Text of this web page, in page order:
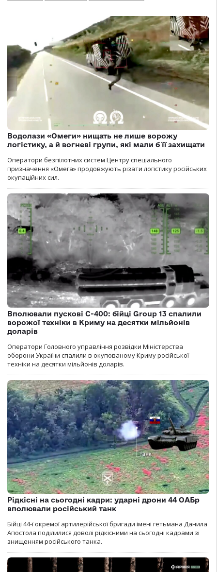
Водолази «Омеги» нищать не лише ворожу
логістику, а й вогневі групи, які мали б її захищати
Оператори безпілотних систем Центру спеціального
призначення «Омега» продовжують різати логістику російських
окупаційних сил.
Вполювали пускові С-400: бійці Group 13 спалили
ворожої техніки в Криму на десятки мільйонів
доларів
Оператори Головного управління розвідки Міністерства
оборони України спалили в окупованому Криму російської
техніки на десятки мільйонів доларів.
Рідкісні на сьогодні кадри: ударні дрони 44 ОАБр
вполювали російський танк
Бійці 44-ї окремої артилерійської бригади імені гетьмана Данила
Апостола поділилися доволі рідкісними на сьогодні кадрами зі
знищенням російського танка.